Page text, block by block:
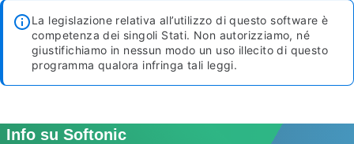
La legislazione relativa all’utilizzo di questo software è
competenza dei singoli Stati. Non autorizziamo, né
giustifichiamo in nessun modo un uso illecito di questo
programma qualora infringa tali leggi.
Info su Softonic